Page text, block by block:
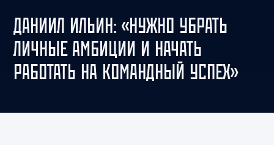
ДАНИИЛ ИЛЬИН: «НУЖНО УБРАТЬ
ЛИЧНЫЕ АМБИЦИИ И НАЧАТЬ
РАБОТАТЬ НА КОМАНДНЫЙ УСПЕХ»